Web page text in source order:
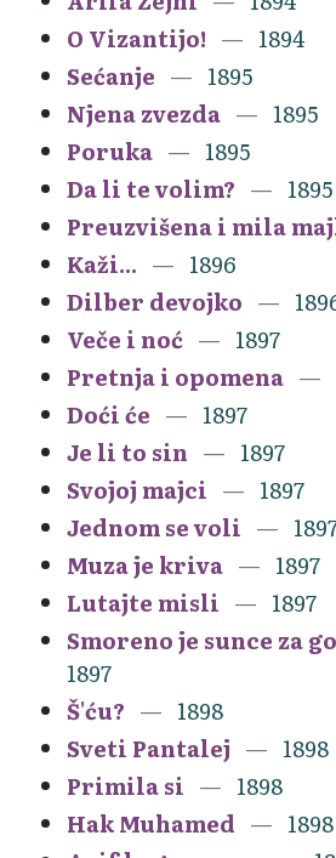
O Vizantijo!
1894
Sećanje
1895
Njena zvezda
1895
Poruka
1895
Da li te volim?
1895
Preuzvišena i mila
Kaži...
1896
Dilber devojko
Veče i noć
1897
Pretnja i opomena
Doći će
1897
Je li to sin
1897
Svojoj majci
1897
Jednom se voli
Muza je kriva
1897
Lutajte misli
1897
Smoreno je sunce za
1897
Š'ću?
1898
Sveti Pantalej
1898
Primila si
1898
Hak Muhamed
1898